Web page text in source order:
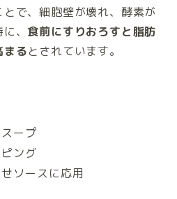
で、細胞壁が壊れ、酵素が
、 食前にすりおろすと脂肪
まるとされています。
ープ
ング
ソースに応用